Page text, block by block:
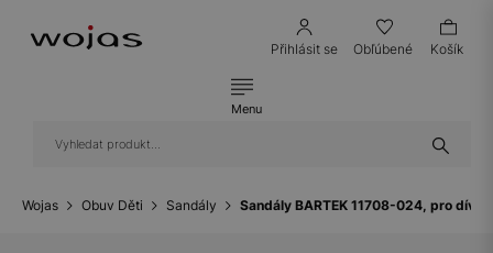
Přihlásit se Obľúbené Košík
Menu
Wojas Obuv Děti Sandály Sandály BARTEK 11708-024, pro